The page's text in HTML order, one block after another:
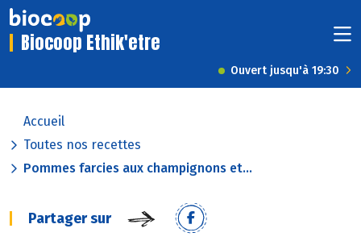
Biocoop Ethik'etre
Ouvert jusqu'à 19:30
Accueil
Toutes nos recettes
Pommes farcies aux champignons et...
Partager sur